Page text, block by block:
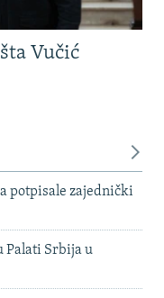
Vučić
potpisale zajednički
Palati Srbija u